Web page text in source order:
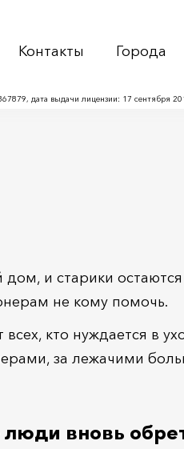
Контакты Города
дата выдачи лицензии: 17 сентября
и старики
не кому помочь.
кто нуждается в
за лежачими
вновь